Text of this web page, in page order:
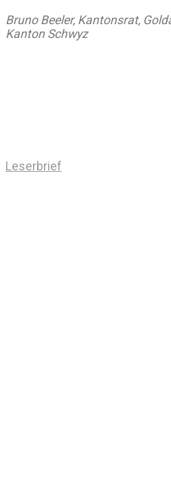
Bruno Beeler, Kantonsrat,
Kanton Schwyz
Leserbrief